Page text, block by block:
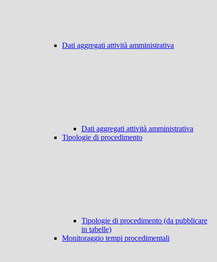
Dati aggregati attività amministrativa
Dati aggregati attività amministrativa
Tipologie di procedimento
Tipologie di procedimento (da pubblicare
in tabelle)
Monitoraggio tempi procedimentali